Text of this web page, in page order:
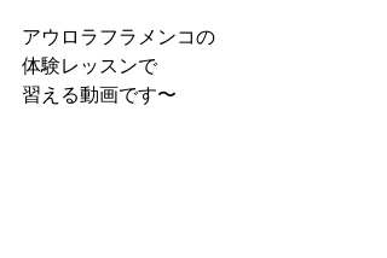
アウロラフラメンコの
体験レッスンで
習える動画です〜